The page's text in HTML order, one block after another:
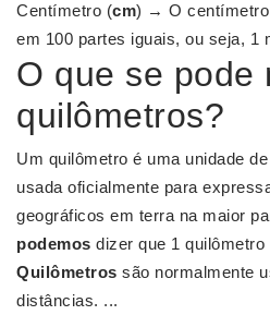
Centímetro (cm) → O centímetro
em 100 partes iguais, ou seja, 1
O que se pode
quilômetros?
Um quilômetro é uma unidade
usada oficialmente para
geográficos em terra na maior
podemos dizer que 1
Quilômetros são normalmente
distâncias. ...